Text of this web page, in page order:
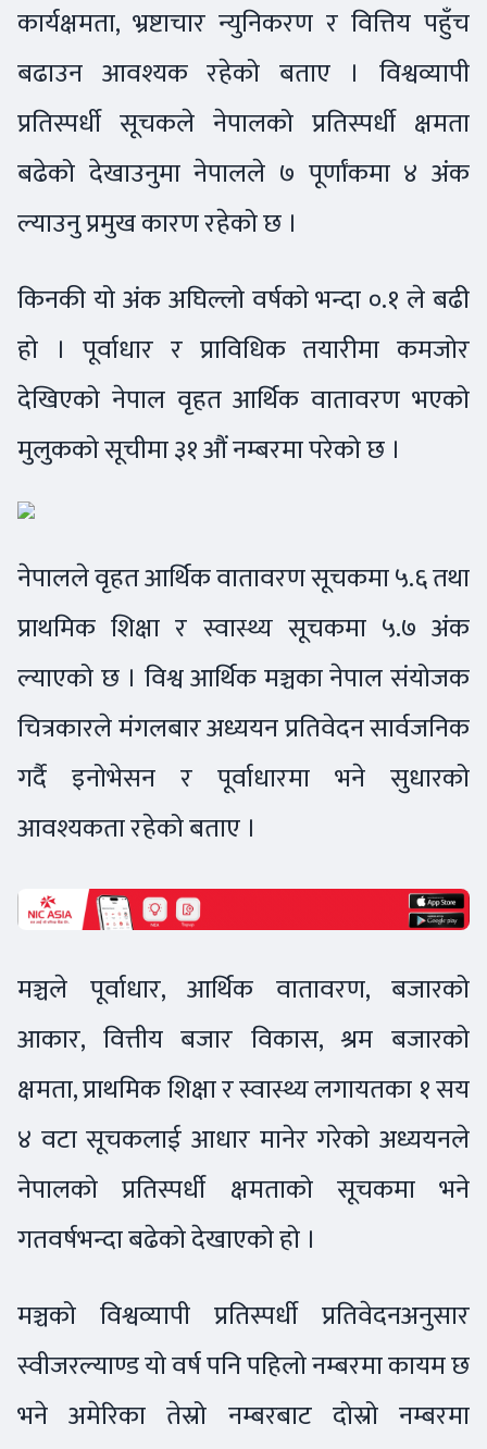
कार्यक्षमता, भ्रष्टाचार न्युनिकरण र वित्तिय पहुँच
बढाउन आवश्यक रहेको बताए । विश्वव्यापी
प्रतिस्पर्धी सूचकले नेपालको प्रतिस्पर्धी क्षमता
बढेको देखाउनुमा नेपालले ७ पूर्णांकमा ४ अंक
ल्याउनु प्रमुख कारण रहेको छ ।
किनकी यो अंक अघिल्लो वर्षको भन्दा ०.१ ले बढी
हो । पूर्वाधार र प्राविधिक तयारीमा कमजोर
देखिएको नेपाल वृहत आर्थिक वातावरण भएको
मुलुकको सूचीमा ३१ औं नम्बरमा परेको छ ।
नेपालले वृहत आर्थिक वातावरण सूचकमा ५.६ तथा
प्राथमिक शिक्षा र स्वास्थ्य सूचकमा ५.७ अंक
ल्याएको छ । विश्व आर्थिक मञ्चका नेपाल संयोजक
चित्रकारले मंगलबार अध्ययन प्रतिवेदन सार्वजनिक
गर्दै इनोभेसन र पूर्वाधारमा भने सुधारको
आवश्यकता रहेको बताए ।
मञ्चले पूर्वाधार, आर्थिक वातावरण, बजारको
आकार, वित्तीय बजार विकास, श्रम बजारको
क्षमता, प्राथमिक शिक्षा र स्वास्थ्य लगायतका १ सय
४ वटा सूचकलाई आधार मानेर गरेको अध्ययनले
नेपालको प्रतिस्पर्धी क्षमताको सूचकमा भने
गतवर्षभन्दा बढेको देखाएको हो ।
मञ्चको विश्वव्यापी प्रतिस्पर्धी प्रतिवेदनअनुसार
स्वीजरल्याण्ड यो वर्ष पनि पहिलो नम्बरमा कायम छ
भने अमेरिका तेस्रो नम्बरबाट दोस्रो नम्बरमा